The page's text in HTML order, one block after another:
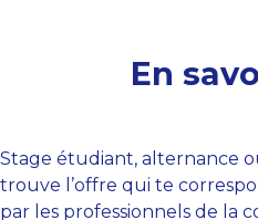
En
Stage étudiant, alternance
trouve l’offre qui te
par les professionnels de la